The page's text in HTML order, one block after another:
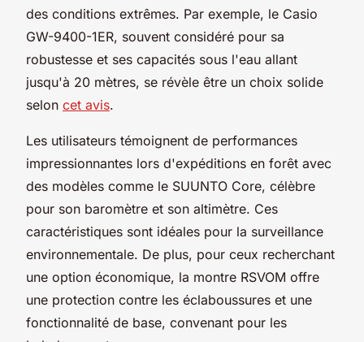
des conditions extrêmes. Par exemple, le Casio
GW-9400-1ER, souvent considéré pour sa
robustesse et ses capacités sous l'eau allant
jusqu'à 20 mètres, se révèle être un choix solide
selon cet avis.
Les utilisateurs témoignent de performances
impressionnantes lors d'expéditions en forêt avec
des modèles comme le SUUNTO Core, célèbre
pour son baromètre et son altimètre. Ces
caractéristiques sont idéales pour la surveillance
environnementale. De plus, pour ceux recherchant
une option économique, la montre RSVOM offre
une protection contre les éclaboussures et une
fonctionnalité de base, convenant pour les